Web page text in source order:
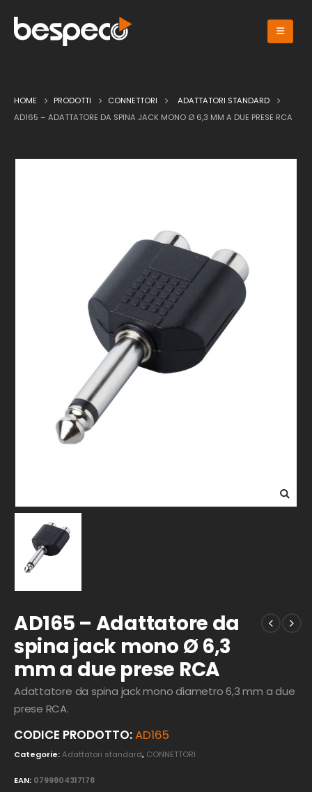
HOME PRODOTTI CONNETTORI
ADATTATORI STANDARD
AD165 – ADATTATORE DA SPINA JACK MONO Ø 6,3 MM A DUE PRESE RCA
AD165 – Adattatore da
spina jack mono Ø 6,3
mm a due prese RCA
Adattatore da spina jack mono diametro 6,3 mm a due
prese RCA.
CODICE PRODOTTO:AD165
Categorie:Adattatori standard, CONNETTORI
EAN: 0799804317178